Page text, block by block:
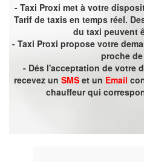
- Taxi Proxi met à votre
Tarif de taxis en temps réel.
du taxi peuvent
- Taxi Proxi propose votre
proche
- Dés l'acceptation de votre
recevez un SMSet un Email
chauffeur qui